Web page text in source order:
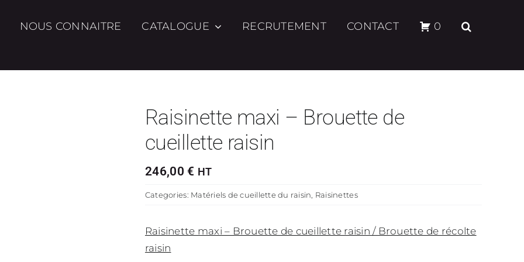
NOUS CONNAITRE CATALOGUE RECRUTEMENT CONTACT 0
Raisinette maxi – Brouette de
cueillette raisin
246,00 € HT
Categories: Matériels de cueillette du raisin Raisinettes
Raisinette maxi – Brouette de cueillette raisin / Brouette de récolte
raisin